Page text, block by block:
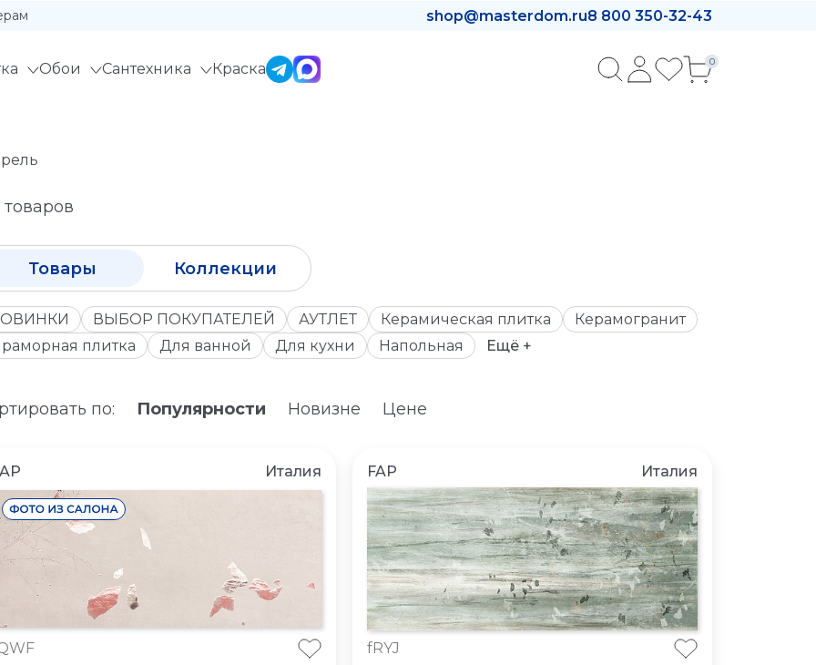
shop@masterdom.ru8 800 350-32-43
Обои Сантехника Краска 0
товаров
Товары Коллекции
ВЫБОР ПОКУПАТЕЛЕЙ АУТЛЕТ Керамическая плитка
Керамогранит
плитка
Для ванной Для кухни Напольная Ещё +
по: Популярности Новизне Цене
Италия FAP Италия
fRYJ